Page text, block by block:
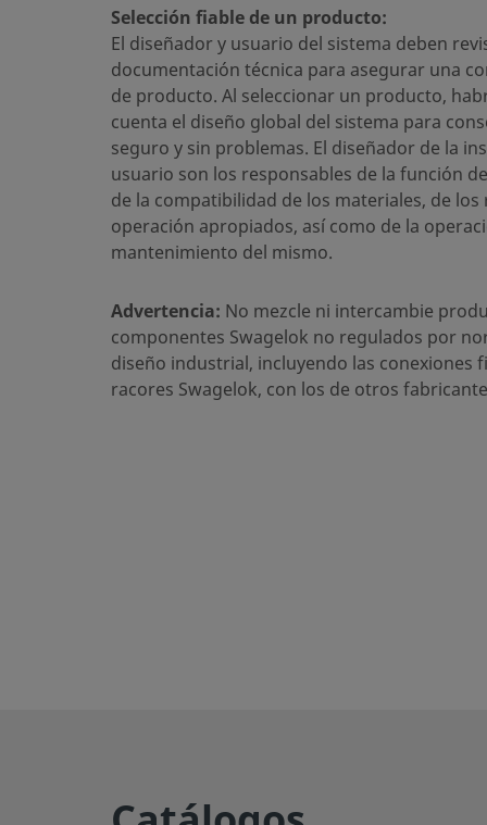
Tamaño conexión 1
3/8 pulg.
Tipo de conexión 1
Racor Swagelok®
Tamaño conexión 2
1/4 pulg.
Tipo de conexión 2
NPT macho
Limitador de Caudal
No
37020701
37020590
37020590
El conector macho para tubo permite conexiones
Selección fiable de un producto:
El diseñador y usuario del sistema deben
documentación técnica para asegurar una
de producto. Al seleccionar un producto,
cuenta el diseño global del sistema para
seguro y sin problemas. El diseñador de la
usuario son los responsables de la función
de la compatibilidad de los materiales, de los
operación apropiados, así como de la
mantenimiento del mismo.
Advertencia: No mezcle ni intercambie
componentes Swagelok no regulados por
diseño industrial, incluyendo las conexiones
racores Swagelok, con los de otros